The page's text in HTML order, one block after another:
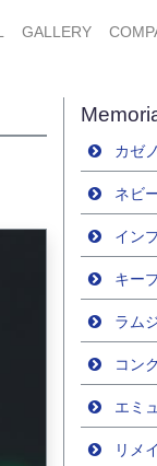
GALLERY
カゼ
ネビ
イン
キー
ラム
コン
エミ
リメ